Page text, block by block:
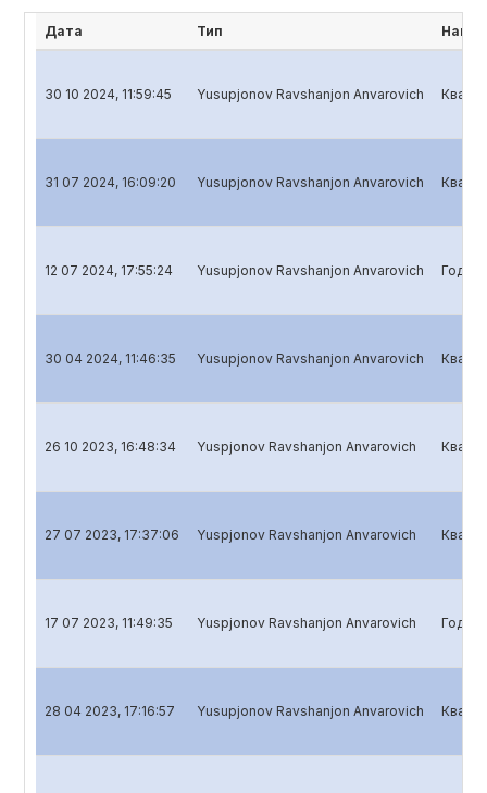
Дата Тип
30 10 2024, 11:59:45 Yusupjonov Ravshanjon Anvarovich
31 07 2024, 16:09:20 Yusupjonov Ravshanjon Anvarovich
12 07 2024, 17:55:24 Yusupjonov Ravshanjon Anvarovich
30 04 2024, 11:46:35 Yusupjonov Ravshanjon Anvarovich
26 10 2023, 16:48:34 Yuspjonov Ravshanjon Anvarovich
27 07 2023, 17:37:06 Yuspjonov Ravshanjon Anvarovich
17 07 2023, 11:49:35 Yuspjonov Ravshanjon Anvarovich
28 04 2023, 17:16:57 Yusupjonov Ravshanjon Anvarovich